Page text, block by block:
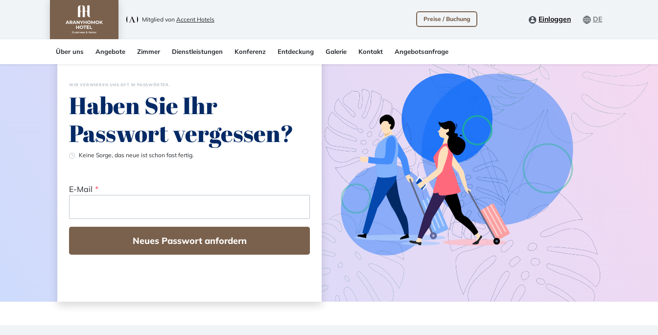
Mitglied von Accent Hotels Preise / Buchung Einloggen DE
Über uns Angebote Zimmer Dienstleistungen Konferenz Entdeckung Galerie Kontakt Angebotsanfrage
WIR VERWIRREN UNS OFT IN PASSWÖRTER.
Haben Sie Ihr
Passwort vergessen?
Keine Sorge, das neue ist schon fast fertig.
E-Mail
Neues Passwort anfordern